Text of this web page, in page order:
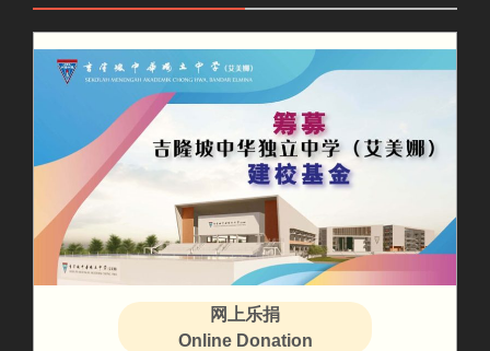
网上乐捐
Online Donation